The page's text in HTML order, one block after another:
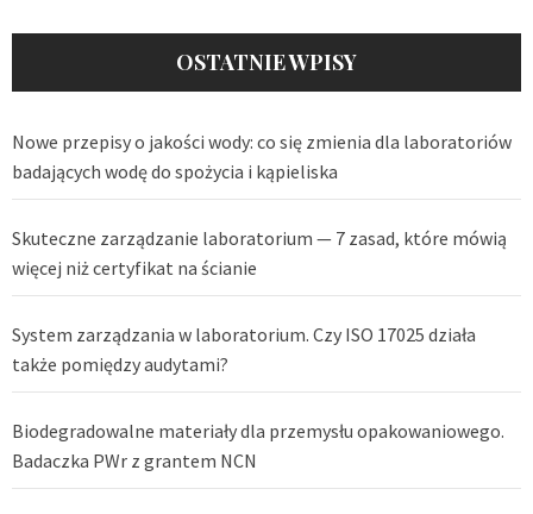
OSTATNIE WPISY
Nowe przepisy o jakości wody: co się zmienia dla laboratoriów
badających wodę do spożycia i kąpieliska
Skuteczne zarządzanie laboratorium — 7 zasad, które mówią
więcej niż certyfikat na ścianie
System zarządzania w laboratorium. Czy ISO 17025 działa
także pomiędzy audytami?
Biodegradowalne materiały dla przemysłu opakowaniowego.
Badaczka PWr z grantem NCN